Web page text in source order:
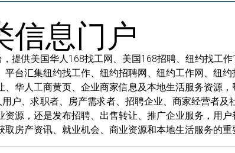
信息门户
提供美国华人168找工网、美国168招聘、纽约找工
台汇集纽约找工作、纽约招聘网、纽约工作网、纽
华人工商黄页、企业商家信息及本地生活服务资源
户、求职者、房产需求者、招聘企业、商家经营者
源，还是发布招聘、出售转让、推广企业服务，用
房产资讯、就业机会、商业资源和本地生活服务的重